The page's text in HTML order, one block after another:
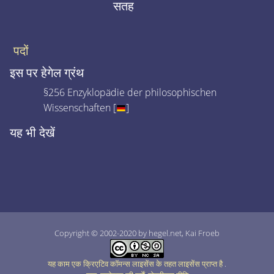
सतह
पदों
इस पर हेगेल ग्रंथ
§256 Enzyklopädie der philosophischen
Wissenschaften [
]
यह भी देखें
Copyright © 2002-2020 by hegel.net, Kai Froeb
यह काम एक क्रिएटिव कॉमन्स लाइसेंस के तहत लाइसेंस प्राप्त है.